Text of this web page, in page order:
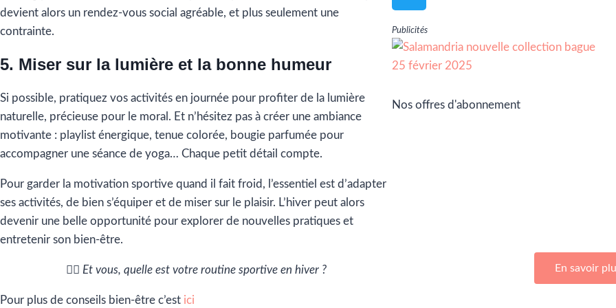
devient alors un rendez-vous social agréable, et plus seulement une
contrainte.
5. Miser sur la lumière et la bonne humeur
Si possible, pratiquez vos activités en journée pour profiter de la lumière
naturelle, précieuse pour le moral. Et n’hésitez pas à créer une ambiance
motivante : playlist énergique, tenue colorée, bougie parfumée pour
accompagner une séance de yoga… Chaque petit détail compte.
Pour garder la motivation sportive quand il fait froid, l’essentiel est d’adapter
ses activités, de bien s’équiper et de miser sur le plaisir. L’hiver peut alors
devenir une belle opportunité pour explorer de nouvelles pratiques et
entretenir son bien-être.
🏃‍♀️ Et vous, quelle est votre routine sportive en hiver ?
Pour plus de conseils bien-être c’est ici
Publicités
Nos offres d'abonnement
En savoir